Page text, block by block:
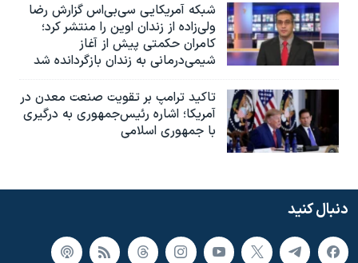
شبکه آمریکایی سی‌بی‌‌اس گزارش رضا
ولی‌زاده از زندان اوین را منتشر کرد؛
کامران حکمتی پیش از آغاز
شیمی‌درمانی به زندان بازگردانده شد
تاکید ترامپ بر تقویت صنعت معدن در
آمریکا؛ اشاره رئیس‌جمهوری به درگیری
با جمهوری اسلامی
دنبال کنید